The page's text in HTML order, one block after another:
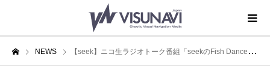
NEWS 【seek】ニコ生ラジオトーク番組「seekのFish Dance Hour」にSHUSE(La'cryma Christi)が生出演！